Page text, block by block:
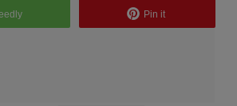
Pin it